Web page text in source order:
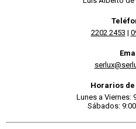
2202 2453 |
Horarios
Lunes a Viernes:
Sábados: